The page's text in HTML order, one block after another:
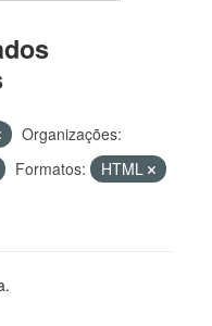
Organizações:
Formatos:
HTML